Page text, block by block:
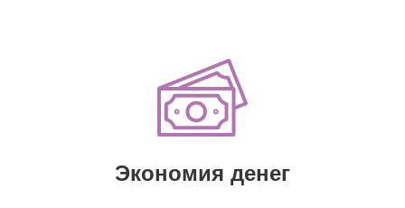
Экономия денег